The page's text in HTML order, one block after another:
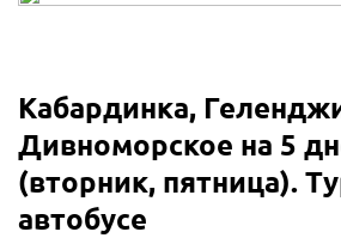
Кабардинка,
Дивноморское на 5
(вторник, пятница).
автобусе